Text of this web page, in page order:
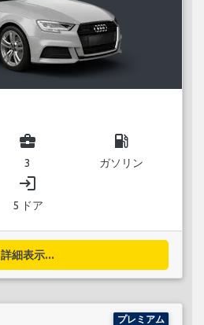
business_center
3
local_gas_station
ガソリン
login
5 ドア
詳細表示...
プレミアム